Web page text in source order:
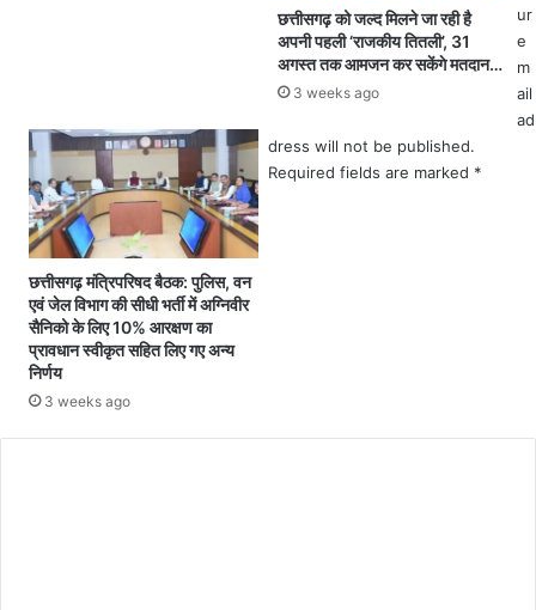
न
र
ने
के
स
म्बं
ध
में
दि
-
नि
लि
स
जां
च
छत्तीसगढ़ को जल्द मिलने जा रही है
अपनी पहली ‘राजकीय तितली’, 31
अगस्त तक आमजन कर सकेंगे मतदान…
3 weeks ago
छत्तीसगढ़ मंत्रिपरिषद बैठक: पुलिस, वन
एवं जेल विभाग की सीधी भर्ती में अग्निवीर
सैनिको के लिए 10% आरक्षण का
प्रावधान स्वीकृत सहित लिए गए अन्य
निर्णय
3 weeks ago
ur
e
m
ail
ad
dress will not be published.
Required fields are marked *